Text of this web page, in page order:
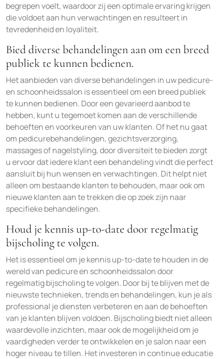
begrepen voelt, waardoor zij een optimale ervaring krijgen
die voldoet aan hun verwachtingen en resulteert in
tevredenheid en loyaliteit.
Bied diverse behandelingen aan om een breed
publiek te kunnen bedienen.
Het aanbieden van diverse behandelingen in uw pedicure-
en schoonheidssalon is essentieel om een breed publiek
te kunnen bedienen. Door een gevarieerd aanbod te
hebben, kunt u tegemoet komen aan de verschillende
behoeften en voorkeuren van uw klanten. Of het nu gaat
om pedicurebehandelingen, gezichtsverzorging,
massages of nagelstyling, door diversiteit te bieden zorgt
u ervoor dat iedere klant een behandeling vindt die perfect
aansluit bij hun wensen en verwachtingen. Dit helpt niet
alleen om bestaande klanten te behouden, maar ook om
nieuwe klanten aan te trekken die op zoek zijn naar
specifieke behandelingen.
Houd je kennis up-to-date door regelmatig
bijscholing te volgen.
Het is essentieel om je kennis up-to-date te houden in de
wereld van pedicure en schoonheidssalon door
regelmatig bijscholing te volgen. Door bij te blijven met de
nieuwste technieken, trends en behandelingen, kun je als
professional je diensten verbeteren en aan de behoeften
van je klanten blijven voldoen. Bijscholing biedt niet alleen
waardevolle inzichten, maar ook de mogelijkheid om je
vaardigheden verder te ontwikkelen en je salon naar een
hoger niveau te tillen. Het investeren in continue educatie